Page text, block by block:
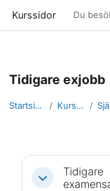
Kurssidor Du
Tidigare exjobb
Startsida Kurser
Fäll ihop
Tidigare